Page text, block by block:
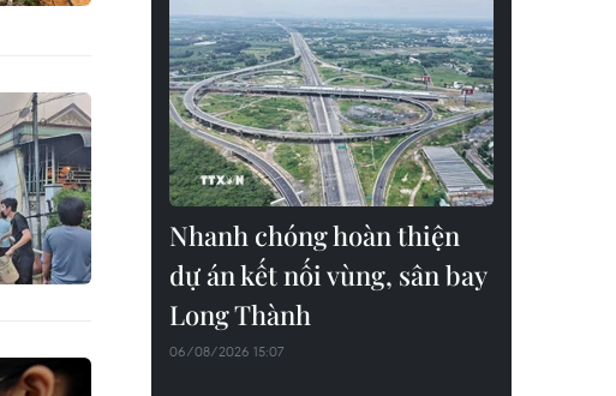
Nhanh chóng hoàn thiện
dự án kết nối vùng, sân bay
Long Thành
06/08/2026 15:07